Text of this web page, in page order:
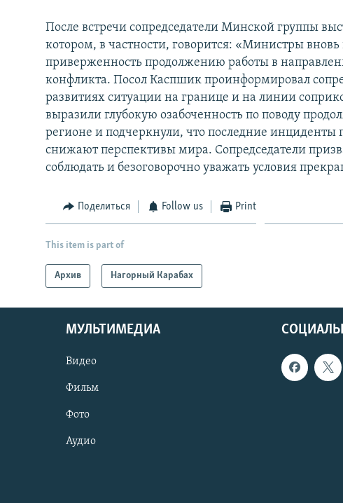
После встречи сопредседатели Минской группы
котором, в частности, говорится: «Министры
приверженность продолжению работы в
конфликта. Посол Каспшик проинформировал
развитиях ситуации на границе и на линии
выразили глубокую озабоченность по поводу
регионе и подчеркнули, что последние инциденты
снижают перспективы мира. Сопредседатели
соблюдать и безоговорочно уважать условия
Поделиться Follow us Print
This item is part of
Архив Нагорный Карабах
МУЛЬТИМЕДИА
Видео
Фильм
Фото
Аудио